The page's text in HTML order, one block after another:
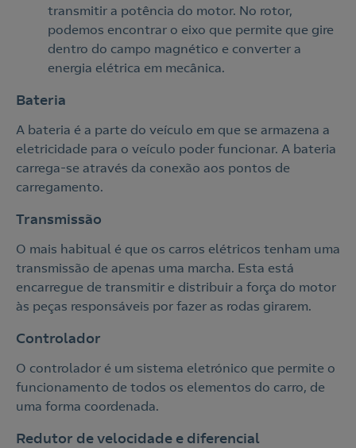
transmitir a potência do motor. No rotor,
podemos encontrar o eixo que permite que gire
dentro do campo magnético e converter a
energia elétrica em mecânica.
Bateria
A bateria é a parte do veículo em que se armazena a
eletricidade para o veículo poder funcionar. A bateria
carrega-se através da conexão aos pontos de
carregamento.
Transmissão
O mais habitual é que os carros elétricos tenham uma
transmissão de apenas uma marcha. Esta está
encarregue de transmitir e distribuir a força do motor
às peças responsáveis por fazer as rodas girarem.
Controlador
O controlador é um sistema eletrónico que permite o
funcionamento de todos os elementos do carro, de
uma forma coordenada.
Redutor de velocidade e diferencial